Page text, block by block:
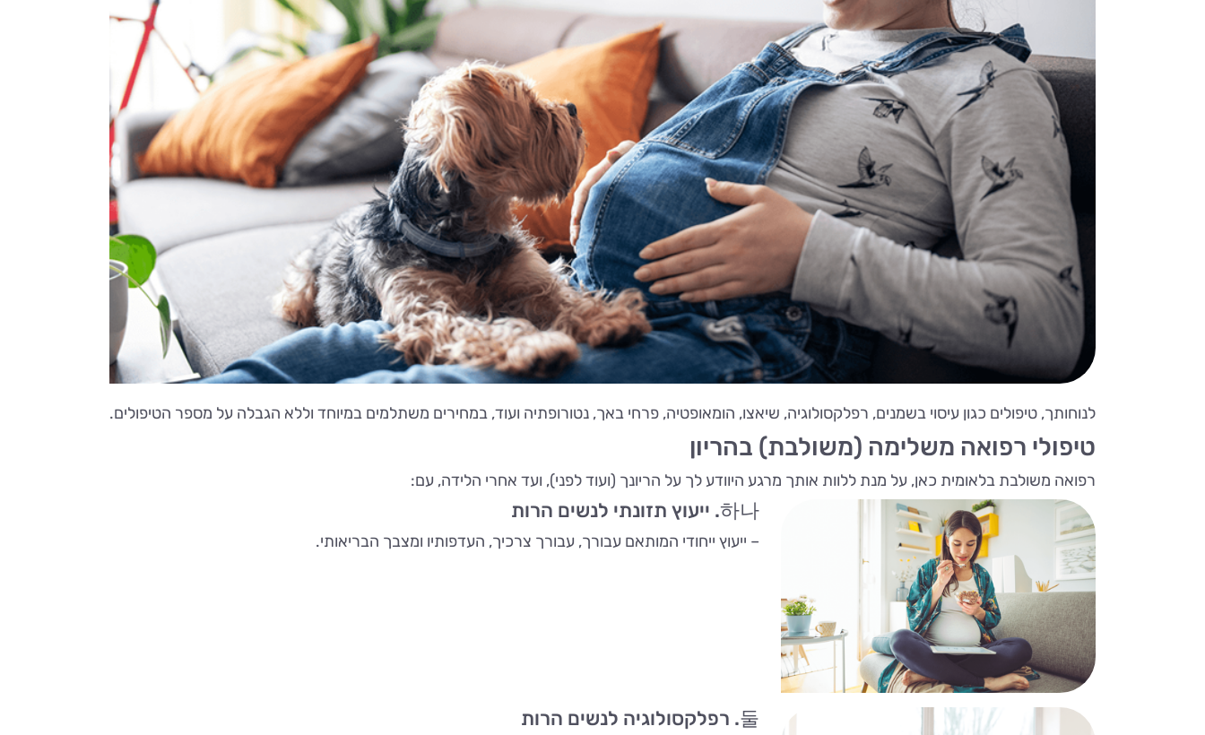
לנוחותך, טיפולים כגון עיסוי בשמנים, רפלקסולוגיה, שיאצו, הומאופטיה, פרחי באך, נטורופתיה ועוד, במחירים משתלמים במיוחד וללא הגבלה על מספר הטיפולים.
טיפולי רפואה משלימה (משולבת) בהריון
רפואה משולבת בלאומית כאן, על מנת ללוות אותך מרגע היוודע לך על הריונך (ועוד לפני), ועד אחרי הלידה, עם:
하나. ייעוץ תזונתי לנשים הרות
– ייעוץ ייחודי המותאם עבורך, עבורך צרכיך, העדפותיו ומצבך הבריאותי.
둘. רפלקסולוגיה לנשים הרות